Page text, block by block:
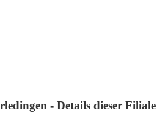
- Details dieser Filiale